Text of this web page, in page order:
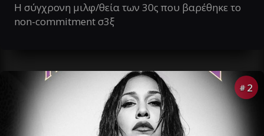
Η σύγχρονη μιλφ/θεία των 30ς που βαρέθηκε το
non-commitment σ3ξ
# 2